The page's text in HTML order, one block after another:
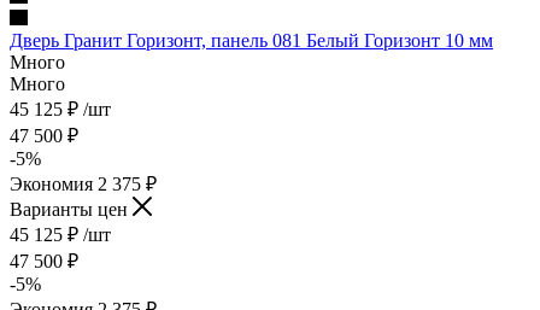
Дверь Гранит Горизонт, панель 081 Белый Горизонт 10 мм
Много
Много
45 125 ₽ /шт
47 500 ₽
-5%
Экономия 2 375 ₽
Варианты цен
45 125 ₽ /шт
47 500 ₽
-5%